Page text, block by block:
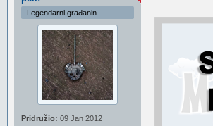
Legendarni građanin
Pridružio: 09 Jan 2012